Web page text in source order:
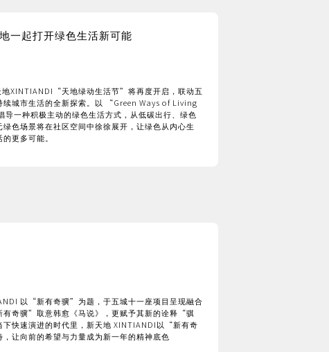
一起打开绿色生活新可能
XINTIANDI“天地绿动生活节”将再度开启，联动五
续城市生活的全新探索。以 “Green Ways of Living
一种积极主动的绿色生活方式，从低碳出行、绿色
色场景将在社区空间中徐徐展开，让绿色从内心生
更多可能。
以“新有奇骥”为题，于五城十一座项目呈现融合
奇骥”取意韩愈《马说》，更赋予其新的诠释“骐
快速演进的时代里，新天地 XINTIANDI以“新有奇
让向前的希望与力量成为新一年的精神底色